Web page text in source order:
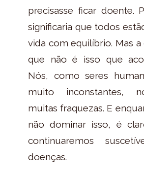
precisasse ficar doente.
significaria que todos
vida com equilíbrio. Mas a
que não é isso que
Nós, como seres
muito inconstantes,
muitas fraquezas. E
não dominar isso, é
continuaremos
doenças.